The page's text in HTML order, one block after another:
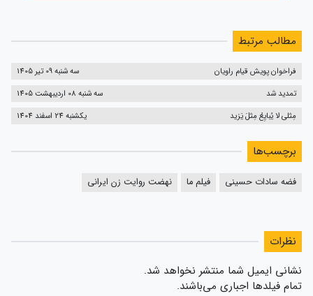
مطالب مرتبط
فراخوان پویش قیام راویان
سه شنبه 09 تیر 1405
تمدید شد
سه شنبه 08 اردیبهشت 1405
مِثلی لا یُبایِعُ مِثلَ یَزید
یکشنبه 24 اسفند 1404
برچسب‌ها
فضه سادات حسینی فیلم ما نهضت روایت زن ایرانی
نظرات
نشانی ایمیل شما منتشر نخواهد شد.
تمام فیلدها اجباری می‌باشند.